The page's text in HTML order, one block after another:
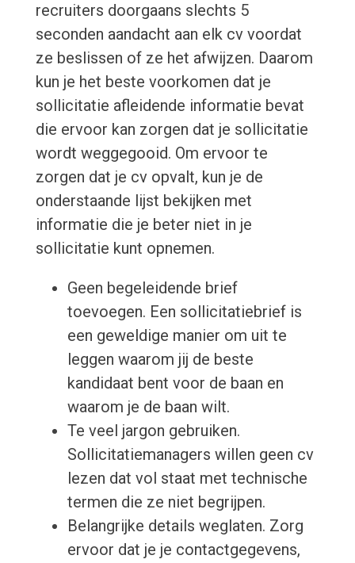
recruiters doorgaans slechts 5
seconden aandacht aan elk cv voordat
ze beslissen of ze het afwijzen. Daarom
kun je het beste voorkomen dat je
sollicitatie afleidende informatie bevat
die ervoor kan zorgen dat je sollicitatie
wordt weggegooid. Om ervoor te
zorgen dat je cv opvalt, kun je de
onderstaande lijst bekijken met
informatie die je beter niet in je
sollicitatie kunt opnemen.
Geen begeleidende brief
toevoegen. Een sollicitatiebrief is
een geweldige manier om uit te
leggen waarom jij de beste
kandidaat bent voor de baan en
waarom je de baan wilt.
Te veel jargon gebruiken.
Sollicitatiemanagers willen geen cv
lezen dat vol staat met technische
termen die ze niet begrijpen.
Belangrijke details weglaten. Zorg
ervoor dat je je contactgegevens,